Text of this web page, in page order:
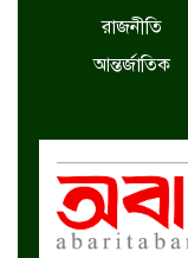
রাজনীতি
আন্তর্জাতিক